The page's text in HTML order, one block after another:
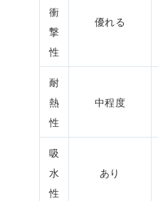
衝
撃
性
優れる
耐
熱
性
中程度
吸
水
性
あり